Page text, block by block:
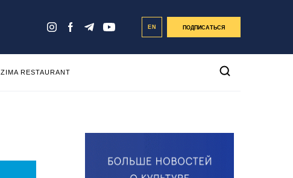
EN ПОДПИСАТЬСЯ
ZIMA RESTAURANT